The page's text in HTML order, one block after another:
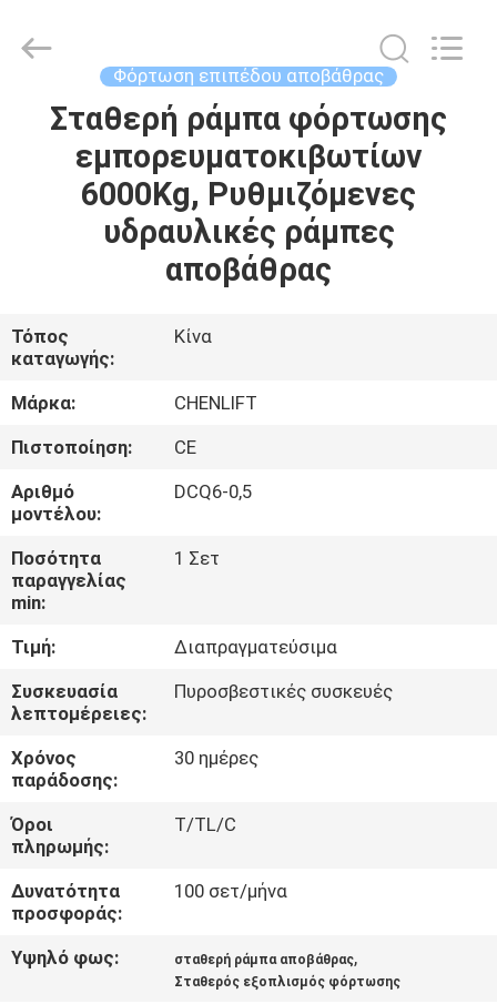
ΣΠΊΤΙ
ΠΡΟΪΌΝΤΑ
ΕΜΆΣ
ΕΠΙΣΚΈΨΕΙΣ
ΣΤΟ
ΕΡΓΟΣΤΆΣΙΟ
ΈΛΕΓΧΟΣ
ΠΟΙΌΤΗΤΑΣ
ΕΠΙΚΟΙΝΩΝΉΣΤΕ
ΜΑΖΊ
ΕΙΔΉΣΕΙΣ
ΖΗΤΉΣΤΕ
ΜΙΑ
ΠΡΟΣΦΟΡΆ
Φόρτωση επιπέδου αποβάθρας
Σταθερή ράμπα φόρτωσης
εμπορευματοκιβωτίων
6000Kg, Ρυθμιζόμενες
υδραυλικές ράμπες
αποβάθρας
Τόπος
καταγωγής:
Κίνα
Μάρκα:
CHENLIFT
Πιστοποίηση:
CE
Αριθμό
μοντέλου:
DCQ6-0,5
Ποσότητα
παραγγελίας
min:
1 Σετ
Τιμή:
Διαπραγματεύσιμα
Συσκευασία
λεπτομέρειες:
Πυροσβεστικές συσκευές
Χρόνος
παράδοσης:
30 ημέρες
Όροι
πληρωμής:
T/TL/C
Δυνατότητα
προσφοράς:
100 σετ/μήνα
Υψηλό φως: σταθερή ράμπα αποβάθρας,
Σταθερός εξοπλισμός φόρτωσης